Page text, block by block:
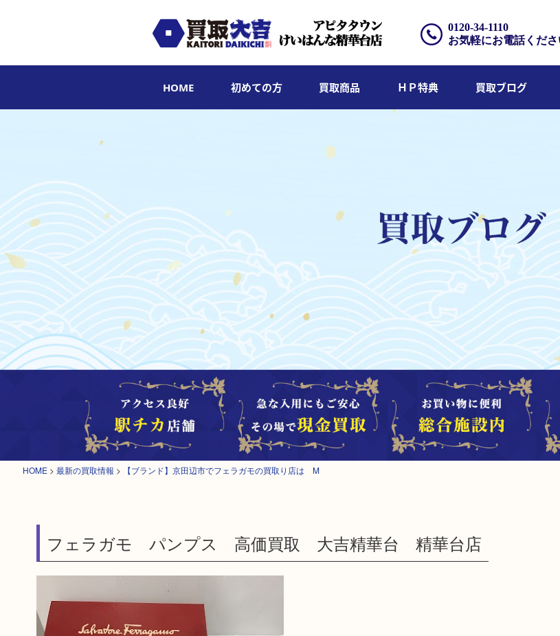
0120-34-1110
お気軽にお電話くださ
HOME 初めての方 買取商品 ＨＰ特典 買取ブログ
HOME > 最新の買取情報 > 【ブランド】京田辺市でフェラガモの買取り店は M
フェラガモ パンプス 高価買取 大吉精華台 精華台店